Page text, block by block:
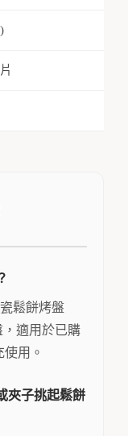
鬆餅烤盤
，適用於已購
用。
夾子挑起鬆餅